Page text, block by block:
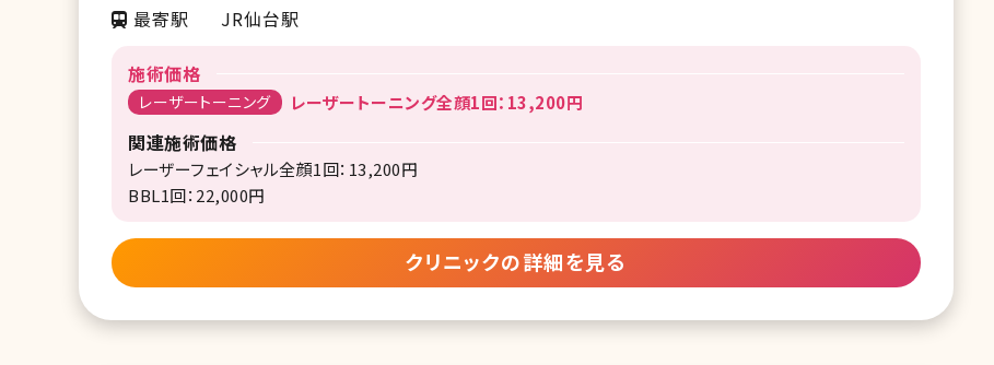
最寄駅
JR仙台駅
施術価格
レーザートーニング レーザートーニング全顔1回：13,200円
関連施術価格
レーザーフェイシャル全顔1回：13,200円
BBL1回：22,000円
クリニックの詳細を見る